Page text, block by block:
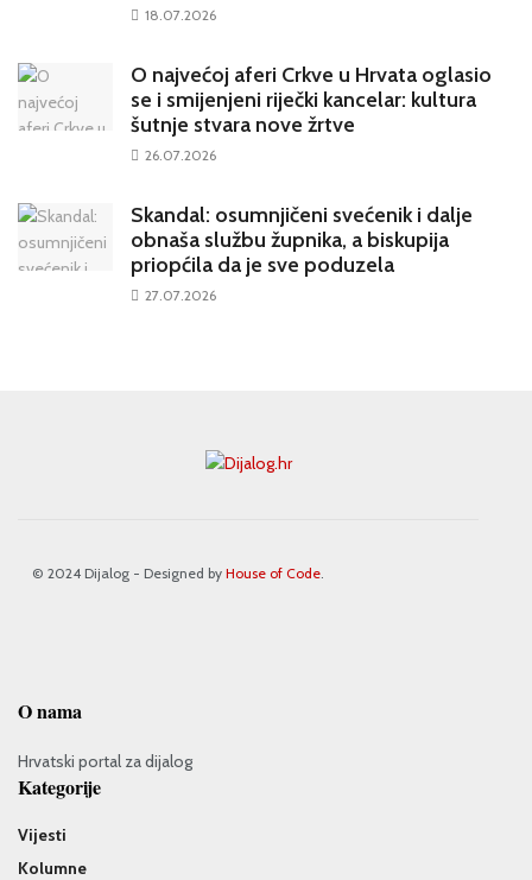
18.07.2026
O najvećoj aferi Crkve u Hrvata oglasio
se i smijenjeni riječki kancelar: kultura
šutnje stvara nove žrtve
26.07.2026
Skandal: osumnjičeni svećenik i dalje
obnaša službu župnika, a biskupija
priopćila da je sve poduzela
27.07.2026
© 2024 Dijalog - Designed by House of Code
O nama
Hrvatski portal za dijalog
Kategorije
Vijesti
Kolumne